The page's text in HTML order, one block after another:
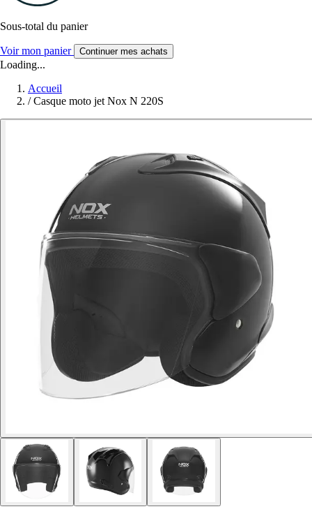
Sous-total du panier
Voir mon panier Continuer mes achats
Loading...
Accueil
/ Casque moto jet Nox N 220S